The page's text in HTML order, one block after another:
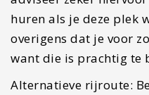
huren als je deze plek
overigens dat je voor
want die is prachtig te
Alternatieve rijroute: